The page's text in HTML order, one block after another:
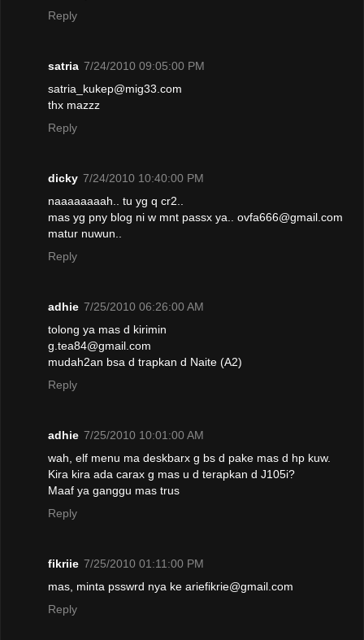
Reply
satria 7/24/2010 09:05:00 PM
satria_kukep@mig33.com
thx mazzz
Reply
dicky 7/24/2010 10:40:00 PM
naaaaaaaah.. tu yg q cr2..
mas yg pny blog ni w mnt passx ya.. ovfa666@gmail.com
matur nuwun..
Reply
adhie 7/25/2010 06:26:00 AM
tolong ya mas d kirimin
g.tea84@gmail.com
mudah2an bsa d trapkan d Naite (A2)
Reply
adhie 7/25/2010 10:01:00 AM
wah, elf menu ma deskbarx g bs d pake mas d hp kuw.
Kira kira ada carax g mas u d terapkan d J105i?
Maaf ya ganggu mas trus
Reply
fikriie 7/25/2010 01:11:00 PM
mas, minta psswrd nya ke ariefikrie@gmail.com
Reply